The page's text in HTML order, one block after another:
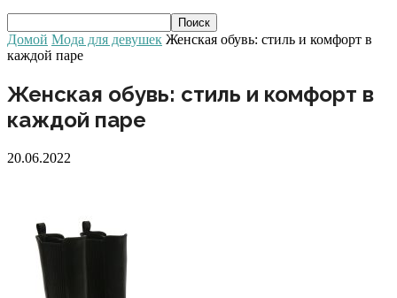
Домой Мода для девушек Женская обувь: стиль и комфорт в
каждой паре
Женская обувь: стиль и комфорт в
каждой паре
20.06.2022